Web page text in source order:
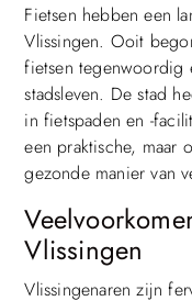
Fietsen hebben een
Vlissingen. Ooit
fietsen tegenwoordig
stadsleven. De stad
in fietspaden en -
een praktische, maar
gezonde manier van
Vlissingen
Vlissingenaren zijn